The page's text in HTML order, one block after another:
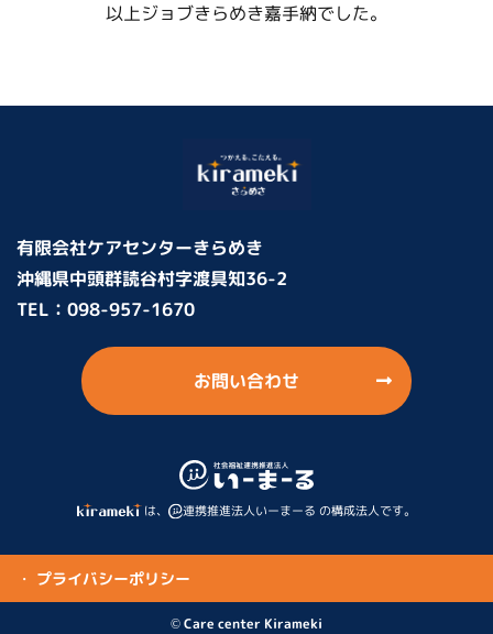
以上ジョブきらめき嘉手納でした。
有限会社ケアセンターきらめき
沖縄県中頭群読谷村字渡具知36-2
TEL： 098-957-1670
お問い合わせ
は、 連携推進法人いーまーる の構成法人です。
・ プライバシーポリシー
© Care center Kirameki